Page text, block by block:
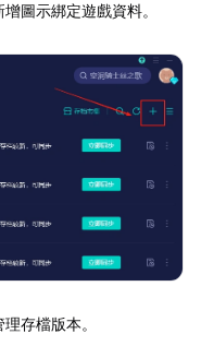
圖示綁定遊戲資料。
存檔版本。